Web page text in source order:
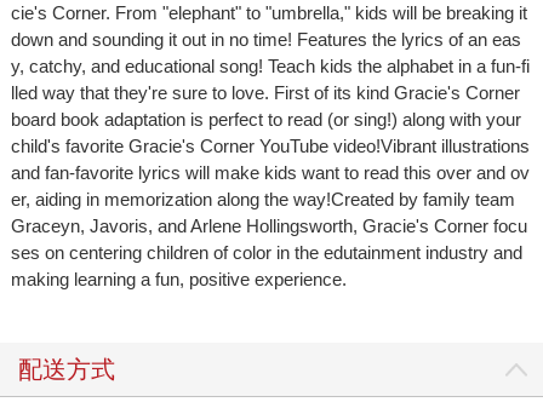
cie's Corner. From "elephant" to "umbrella," kids will be breaking it
down and sounding it out in no time! Features the lyrics of an eas
y, catchy, and educational song! Teach kids the alphabet in a fun-fi
lled way that they're sure to love. First of its kind Gracie's Corner
board book adaptation is perfect to read (or sing!) along with your
child's favorite Gracie's Corner YouTube video!Vibrant illustrations
and fan-favorite lyrics will make kids want to read this over and ov
er, aiding in memorization along the way!Created by family team
Graceyn, Javoris, and Arlene Hollingsworth, Gracie's Corner focu
ses on centering children of color in the edutainment industry and
making learning a fun, positive experience.
配送方式